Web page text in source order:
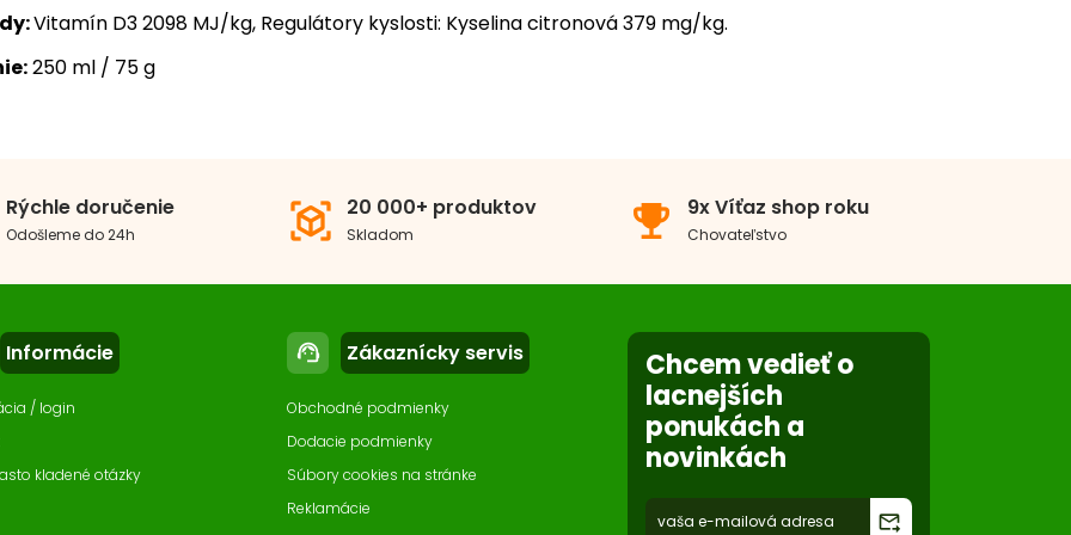
Vitamín D3 2098 MJ/kg, Regulátory kyslosti: Kyselina citronová 379 mg/kg.
250 ml / 75 g
balenia 201 - 500 ml/g
Rýchle doručenie
Odošleme do 24h view_in_ar 20 000+ produktov
Skladom emoji_events 9x Víťaz shop roku
Chovateľstvo
Informácie
/ login
kladené otázky
support_agent Zákaznícky servis
Obchodné podmienky
Dodacie podmienky
Súbory cookies na stránke
Reklamácie
Chcem vedieť o
lacnejších
ponukách a
novinkách
forward_to_inbox